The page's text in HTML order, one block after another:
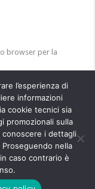
browser per la
come vengono
byTieLabs
l’esperienza di
informazioni
cookie tecnici sia
promozionali sulla
i dettagli
nella
caso contrario è